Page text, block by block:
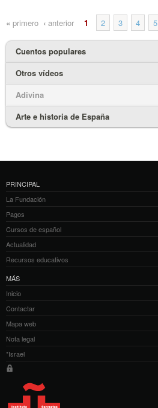
« primero ‹ anterior 1 2 3 4 5
Cuentos populares
Otros vídeos
Adivina
Arte e historia de España
PRINCIPAL
La Fundación
Pagos
Cursos de español
Actualidad
Recursos educativos
MÁS
Inicio
Contactar
Mapa web
Nota legal
*Israel